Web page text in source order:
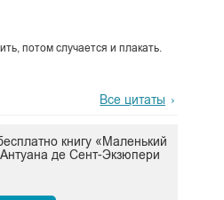
потом случается и плакать.
Все цитаты
книгу «Маленький
де Сент-Экзюпери